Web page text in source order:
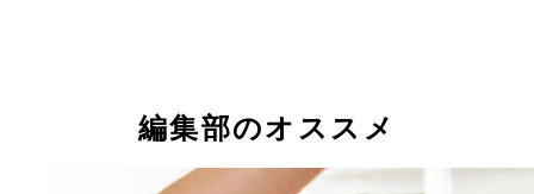
『神スタイルのゆるふわ保育士アスリート』 撮影
メイキング動画付き『神スタイルのゆるふわ保育
リート』 大城なるみ 撮影／栗山秀作 価格／1100
編集部のオススメ